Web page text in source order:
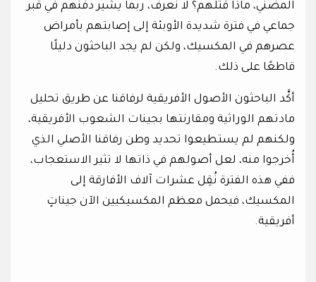
المضني، ماذا قتلهم؟ لا نعرف، ربما يشير دفنهم في قبر
جماعي في فترة شديدة الأوبئة إلى إصابتهم بأمراض
عصرهم في المكسيك، ولكن لم يجد الباحثون دليلًا
قاطعًا على ذلك.
أكَّد الباحثون الأصول الأفريقية لرفاقنا عن طريق تحليل
مادتهم الوراثية ومقارنتها بجينات الشعوب الأفريقية،
ولكنهم لم يستطيعوا تحديد وطن رفاقنا الأصلي الذي
أُخرجوا منه، لعل أصولهم في ذاتها لا تثير الاستعجاب،
ففي هذه الفترة نُقِل عشرات آلاف الأفارقة إلى
المكسيك، فيحمل معظم المكسيكيين الآن جيناتٍ
أفريقية.